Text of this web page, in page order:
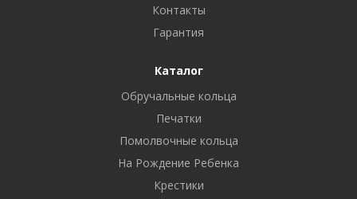
Контакты
Гарантия
Каталог
Обручальные кольца
Печатки
Помолвочные кольца
На Рождение Ребенка
Крестики